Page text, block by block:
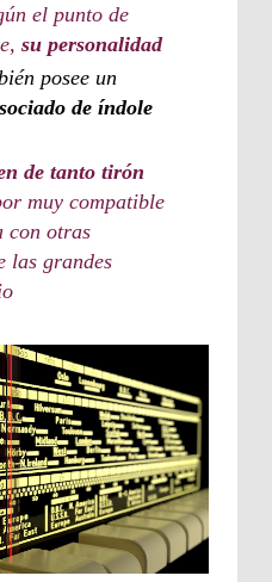
el punto de
su personalidad
posee un
de índole
de tanto tirón
muy compatible
con otras
las grandes